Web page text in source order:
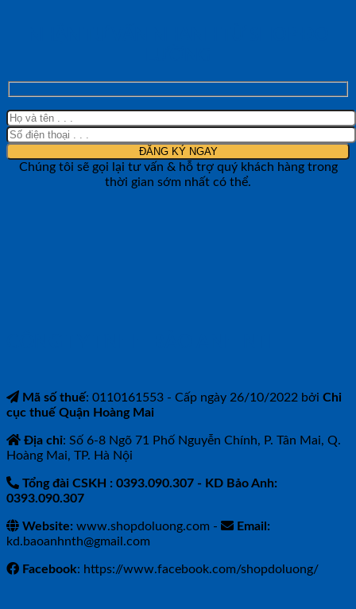
Chúng tôi sẽ gọi lại tư vấn & hỗ trợ quý khách hàng trong
thời gian sớm nhất có thể.
Mã số thuế: 0110161553 - Cấp ngày 26/10/2022 bởi Chi
cục thuế Quận Hoàng Mai
Địa chỉ: Số 6-8 Ngõ 71 Phố Nguyễn Chính, P. Tân Mai, Q.
Hoàng Mai, TP. Hà Nội
Tổng đài CSKH : 0393.090.307 - KD Bảo Anh:
0393.090.307
Website: www.shopdoluong.com -
Email:
kd.baoanhnth@gmail.com
Facebook: https://www.facebook.com/shopdoluong/